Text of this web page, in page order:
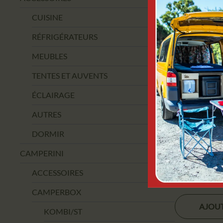
CUISINE
RÉFRIGÉRATEURS
MEUBLES
TENTES ET AUVENTS
ÉCLAIRAGE
AUTRES
DORMIR
CAMPERINI
ACCESSOIRES
CAMPERBOX
KOMBI/ST
VENTE !
KAMPA